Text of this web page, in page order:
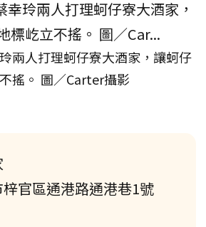
兩人打理蚵仔寮大酒家，讓蚵仔
搖。 圖／Carter攝影
官區通港路通港巷1號